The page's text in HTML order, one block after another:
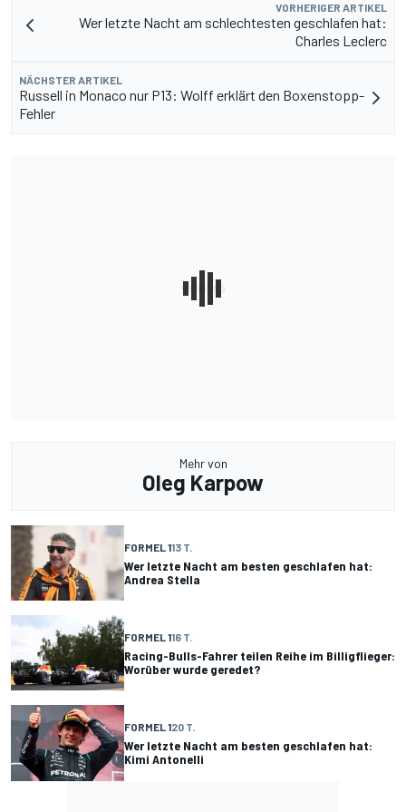
VORHERIGER ARTIKEL
Wer letzte Nacht am schlechtesten geschlafen hat:
Charles Leclerc
NÄCHSTER ARTIKEL
Russell in Monaco nur P13: Wolff erklärt den Boxenstopp-
Fehler
Mehr von
Oleg Karpow
FORMEL 113 T.
Wer letzte Nacht am besten geschlafen hat:
Andrea Stella
FORMEL 116 T.
Racing-Bulls-Fahrer teilen Reihe im Billigflieger:
Worüber wurde geredet?
FORMEL 120 T.
Wer letzte Nacht am besten geschlafen hat:
Kimi Antonelli